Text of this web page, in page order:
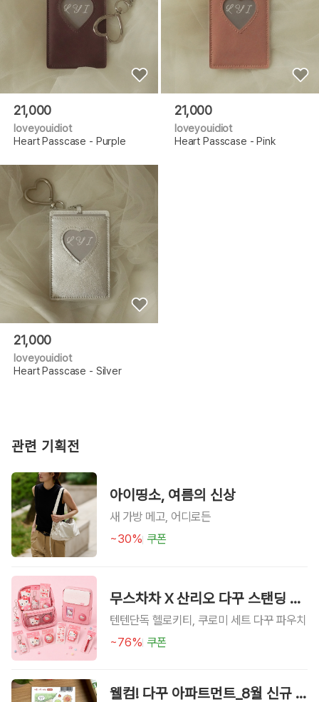
21,000
loveyouidiot
Heart Passcase - Purple
21,000
loveyouidiot
Heart Passcase - Pink
21,000
loveyouidiot
Heart Passcase - Silver
관련 기획전
아이띵소, 여름의 신상
새 가방 메고, 어디로든
~30% 쿠폰
무스차차 X 산리오 다꾸 스탠딩 파우치
텐텐단독 헬로키티, 쿠로미 세트 다꾸 파우치
~76% 쿠폰
웰컴! 다꾸 아파트먼트_8월 신규 입주